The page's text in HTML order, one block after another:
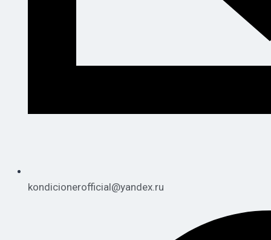
kondicionerofficial@yandex.ru